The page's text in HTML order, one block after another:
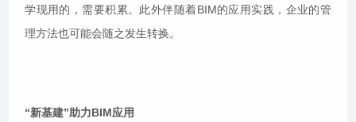
学现用的，需要积累。此外伴随着BIM的应用实践，企业的管
理方法也可能会随之发生转换。
“新基建”助力BIM应用